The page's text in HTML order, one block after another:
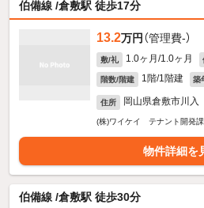
伯備線 /倉敷駅 徒歩17分
13.2万円 （管理費-）
敷/礼 1.0ヶ月/1.0ヶ月
階数/階建 1階/1階建 築
住所 岡山県倉敷市川入
(株)ワイケイ テナント開発課
物件詳細を
伯備線 /倉敷駅 徒歩30分